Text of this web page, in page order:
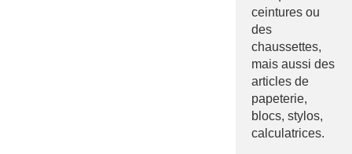
ceintures ou
des
chaussettes,
mais aussi des
articles de
papeterie,
blocs, stylos,
calculatrices.